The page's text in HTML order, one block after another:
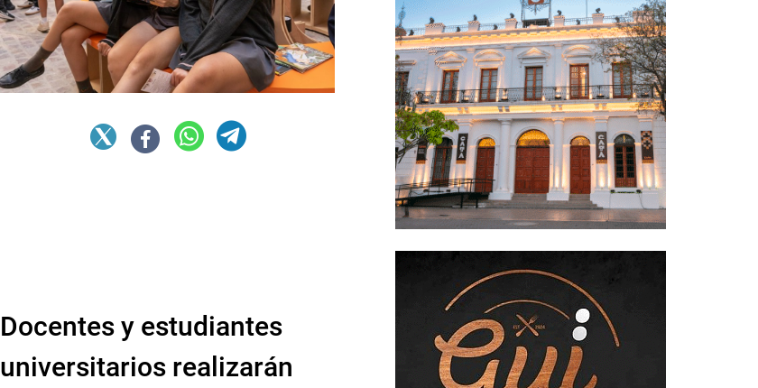
Docentes y estudiantes
universitarios realizarán